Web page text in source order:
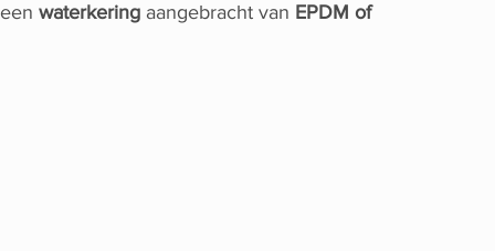
eenwaterkering aangebracht van EPDM of